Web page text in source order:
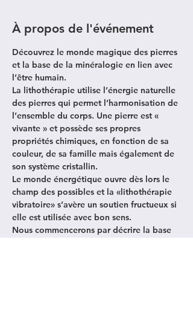
À propos de l'événement
Découvrez le monde magique des pierres
et la base de la minéralogie en lien avec
l’être humain.
La lithothérapie utilise l’énergie naturelle
des pierres qui permet l’harmonisation de
l’ensemble du corps. Une pierre est «
vivante » et possède ses propres
propriétés chimiques, en fonction de sa
couleur, de sa famille mais également de
son système cristallin.
Le monde énergétique ouvre dès lors le
champ des possibles et la «lithothérapie
vibratoire» s’avère un soutien fructueux si
elle est utilisée avec bon sens.
Nous commencerons par décrire la base